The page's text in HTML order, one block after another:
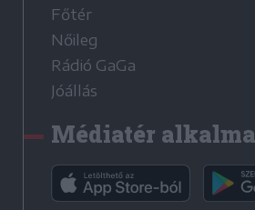
Főtér
Nőileg
Rádió GaGa
Jóállás
Médiatér